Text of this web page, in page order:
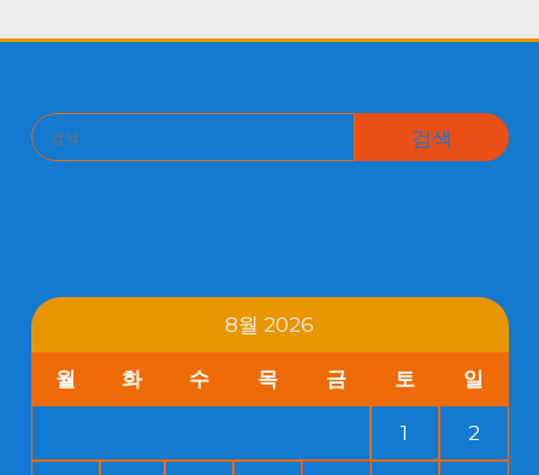
검
8월 2026
월 화 수 목 금 토 일
1 2